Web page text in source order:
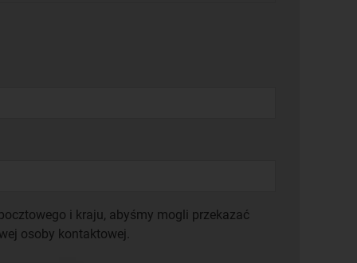
i kraju, abyśmy mogli przekazać
osoby kontaktowej.